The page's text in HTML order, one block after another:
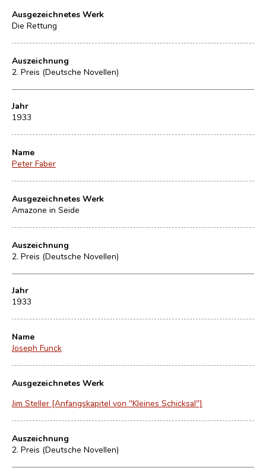
Ausgezeichnetes Werk
Die Rettung
Auszeichnung
2. Preis (Deutsche Novellen)
Jahr
1933
Name
Peter Faber
Ausgezeichnetes Werk
Amazone in Seide
Auszeichnung
2. Preis (Deutsche Novellen)
Jahr
1933
Name
Joseph Funck
Ausgezeichnetes Werk
Jim Steller [Anfangskapitel von "Kleines Schicksal"]
Auszeichnung
2. Preis (Deutsche Novellen)